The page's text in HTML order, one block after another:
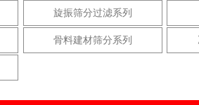
旋振筛分过滤系列
骨料建材筛分系列